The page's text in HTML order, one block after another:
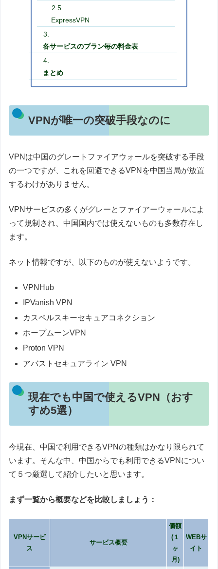
ExpressVPN
各サービスのプラン毎の料金表
まとめ
VPNが唯一の突破手段なのに
VPNは中国のグレートファイアウォールを突破する手段
の一つですが、これを回避できるVPNを中国当局が放置
するわけがありません。
VPNサービスの多くがグレーとファイアーウォールによ
って規制され、中国国内では使えないものも多数存在し
ます。
ネット情報ですが、以下のものが使えないようです。
VPNHub
IPVanish VPN
カスペルスキーセキュアコネクション
ホープムーンVPN
Proton VPN
アバストセキュアライン VPN
現在でも中国で使えるVPN（おす
すめ5選）
今現在、中国で利用できるVPNの種類はかなり限られて
います。そんな中、中国からでも利用できるVPNについ
て５つ厳選して紹介したいと思います。
まず一覧から概要などを比較しましょう：
VPNサービ
ス
サービス概要
価額
(１
ヶ
月)
WEBサ
イト